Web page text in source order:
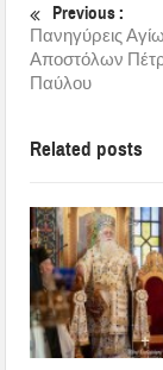
Previous :
Πανηγύρεις
Αποστόλων
Παύλου
Related posts